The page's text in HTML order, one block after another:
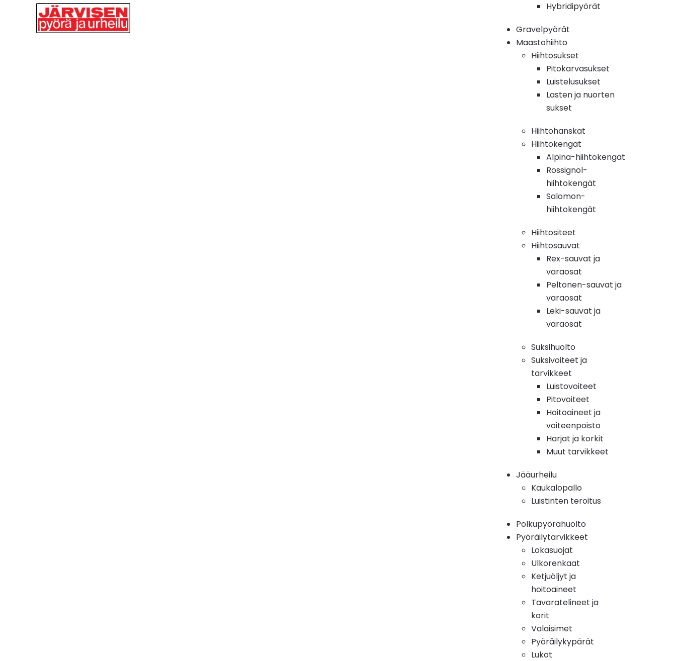
Hybridipyörät
Gravelpyörät
Maastohiihto
Hiihtosukset
Pitokarvasukset
Luistelusukset
Lasten ja nuorten
sukset
Hiihtohanskat
Hiihtokengät
Alpina-hiihtokengät
Rossignol-
hiihtokengät
Salomon-
hiihtokengät
Hiihtositeet
Hiihtosauvat
Rex-sauvat ja
varaosat
Peltonen-sauvat ja
varaosat
Leki-sauvat ja
varaosat
Suksihuolto
Suksivoiteet ja
tarvikkeet
Luistovoiteet
Pitovoiteet
Hoitoaineet ja
voiteenpoisto
Harjat ja korkit
Muut tarvikkeet
Jääurheilu
Kaukalopallo
Luistinten teroitus
Polkupyörähuolto
Pyöräilytarvikkeet
Lokasuojat
Ulkorenkaat
Ketjuöljyt ja
hoitoaineet
Tavaratelineet ja
korit
Valaisimet
Pyöräilykypärät
Lukot